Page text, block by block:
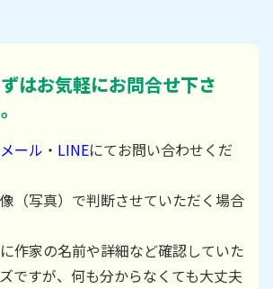
はお気軽にお問合せ下さ
メール ・ LINEにてお問い合わせくだ
（写真）で判断させていただく場合
作家の名前や詳細など確認していた
ですが、何も分からなくても大丈夫